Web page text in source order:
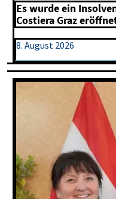
Es wurde ein
Costiera Graz
8. August 2026